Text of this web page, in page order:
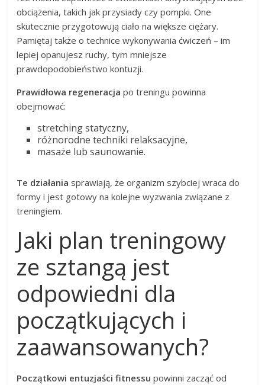
obciążenia, takich jak przysiady czy pompki. One
skutecznie przygotowują ciało na większe ciężary.
Pamiętaj także o technice wykonywania ćwiczeń – im
lepiej opanujesz ruchy, tym mniejsze
prawdopodobieństwo kontuzji.
Prawidłowa regeneracja po treningu powinna
obejmować:
stretching statyczny,
różnorodne techniki relaksacyjne,
masaże lub saunowanie.
Te działania sprawiają, że organizm szybciej wraca do
formy i jest gotowy na kolejne wyzwania związane z
treningiem.
Jaki plan treningowy
ze sztangą jest
odpowiedni dla
początkujących i
zaawansowanych?
Początkowi entuzjaści fitnessu powinni zacząć od